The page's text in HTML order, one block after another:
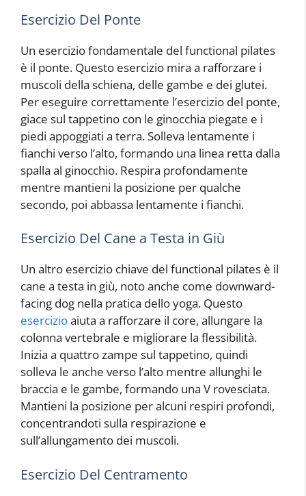
Esercizio Del Ponte
Un esercizio fondamentale del functional pilates
è il ponte. Questo esercizio mira a rafforzare i
muscoli della schiena, delle gambe e dei glutei.
Per eseguire correttamente l’esercizio del ponte,
giace sul tappetino con le ginocchia piegate e i
piedi appoggiati a terra. Solleva lentamente i
fianchi verso l’alto, formando una linea retta dalla
spalla al ginocchio. Respira profondamente
mentre mantieni la posizione per qualche
secondo, poi abbassa lentamente i fianchi.
Esercizio Del Cane a Testa in Giù
Un altro esercizio chiave del functional pilates è il
cane a testa in giù, noto anche come downward-
facing dog nella pratica dello yoga. Questo
esercizioaiuta a rafforzare il core, allungare la
colonna vertebrale e migliorare la flessibilità.
Inizia a quattro zampe sul tappetino, quindi
solleva le anche verso l’alto mentre allunghi le
braccia e le gambe, formando una V rovesciata.
Mantieni la posizione per alcuni respiri profondi,
concentrandoti sulla respirazione e
sull’allungamento dei muscoli.
Esercizio Del Centramento